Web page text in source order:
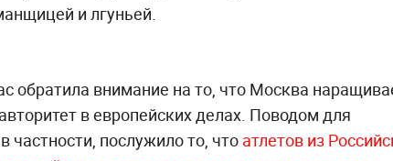
и лгуньей.
обратила внимание на то, что Москва
в европейских делах. Поводом для
частности, послужило то, что атлетов из